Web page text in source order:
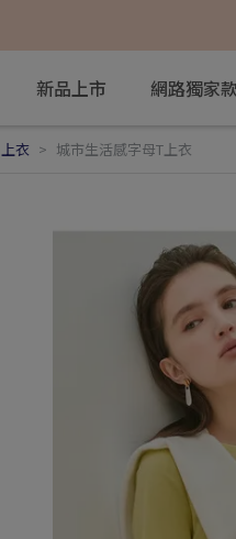
新品上市 網路獨家款
上衣 城市生活感字母T上衣